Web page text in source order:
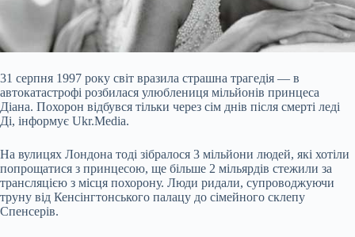
31 серпня 1997 року світ вразила страшна трагедія — в
автокатастрофі розбилася улюблениця мільйонів принцеса
Діана. Похорон відбувся тільки через сім днів після смерті леді
Ді, інформує Ukr.Media.
На вулицях Лондона тоді зібралося 3 мільйони людей, які хотіли
попрощатися з принцесою, ще більше 2 мільярдів стежили за
трансляцією з місця похорону. Люди ридали, супроводжуючи
труну від Кенсінгтонського палацу до сімейного склепу
Спенсерів.